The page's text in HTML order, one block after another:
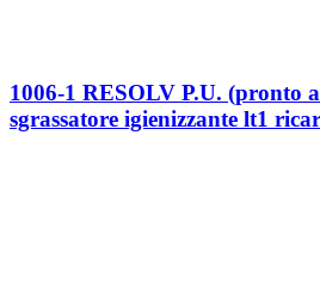
1006-1 RESOLV P.U. (pronto
sgrassatore igienizzante lt1